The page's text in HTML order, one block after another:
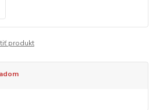
produkt